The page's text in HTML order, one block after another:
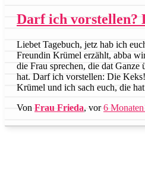
Darf ich vorstellen?
Liebet Tagebuch, jetz hab ich
Freundin Krümel erzählt, abba
die Frau sprechen, die dat Ganze
hat. Darf ich vorstellen: Die
Krümel und ich sach euch, die
Von Frau Frieda, vor6 Monaten